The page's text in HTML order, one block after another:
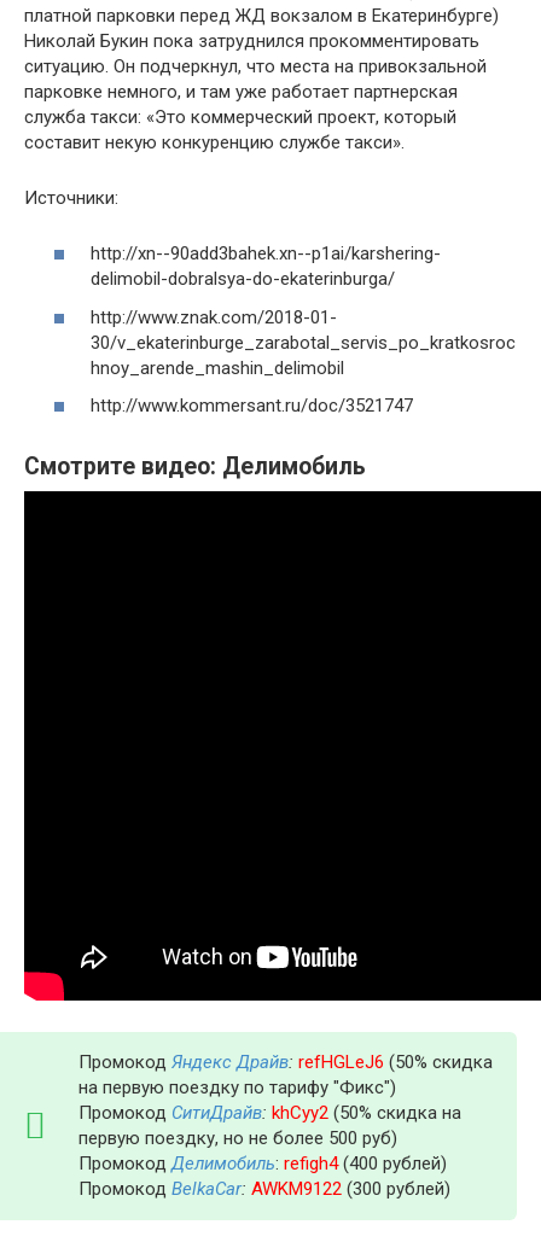
платной парковки перед ЖД вокзалом в Екатеринбурге)
Николай Букин пока затруднился прокомментировать
ситуацию. Он подчеркнул, что места на привокзальной
парковке немного, и там уже работает партнерская
служба такси: «Это коммерческий проект, который
составит некую конкуренцию службе такси».
Источники:
http://xn--90add3bahek.xn--p1ai/karshering-
delimobil-dobralsya-do-ekaterinburga/
http://www.znak.com/2018-01-
30/v_ekaterinburge_zarabotal_servis_po_kratkosroc
hnoy_arende_mashin_delimobil
http://www.kommersant.ru/doc/3521747
Смотрите видео: Делимобиль
Промокод Яндекс Драйв: refHGLeJ6 (50% скидка
на первую поездку по тарифу "Фикс")
Промокод СитиДрайв: khCyy2 (50% скидка на
первую поездку, но не более 500 руб)
ПромокодДелимобиль: refigh4(400 рублей)
Промокод BelkaCar: AWKM9122 (300 рублей)